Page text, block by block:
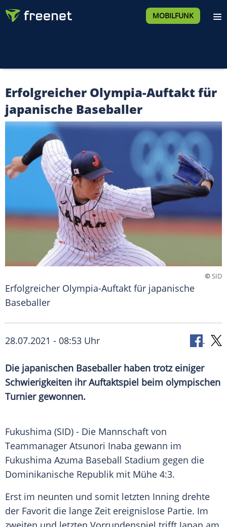
MOBILFUNK
Erfolgreicher Olympia-Auftakt für
japanische Baseballer
©SID
Erfolgreicher Olympia-Auftakt für japanische
Baseballer
28.07.2021 - 08:53 Uhr
Die japanischen Baseballer haben trotz einiger
Schwierigkeiten ihr Auftaktspiel beim olympischen
Turnier gewonnen.
Fukushima (SID) - Die Mannschaft von
Teammanager Atsunori Inaba gewann im
Fukushima Azuma Baseball Stadium gegen die
Dominikanische Republik mit Mühe 4:3.
Erst im neunten und somit letzten Inning drehte
der Favorit die lange Zeit ereignislose Partie. Im